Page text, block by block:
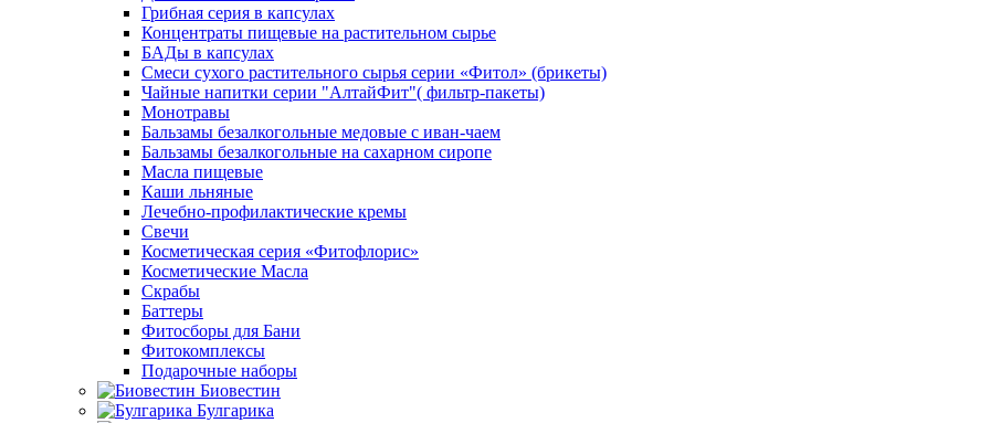
Грибная серия в капсулах
Концентраты пищевые на растительном сырье
БАДы в капсулах
Смеси сухого растительного сырья серии «Фитол» (брикеты)
Чайные напитки серии "АлтайФит"( фильтр-пакеты)
Монотравы
Бальзамы безалкогольные медовые с иван-чаем
Бальзамы безалкогольные на сахарном сиропе
Масла пищевые
Каши льняные
Лечебно-профилактические кремы
Свечи
Косметическая серия «Фитофлорис»
Косметические Масла
Скрабы
Баттеры
Фитосборы для Бани
Фитокомплексы
Подарочные наборы
Биовестин
Булгарика